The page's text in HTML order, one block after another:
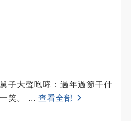
子大聲咆哮：過年過節干什
笑。 ... 查看全部